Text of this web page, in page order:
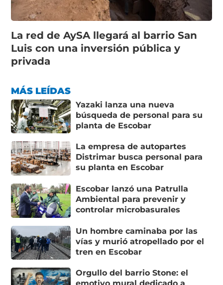
La red de AySA llegará al barrio San
Luis con una inversión pública y
privada
MÁS LEÍDAS
Yazaki lanza una nueva
búsqueda de personal para su
planta de Escobar
La empresa de autopartes
Distrimar busca personal para
su planta en Escobar
Escobar lanzó una Patrulla
Ambiental para prevenir y
controlar microbasurales
Un hombre caminaba por las
vías y murió atropellado por el
tren en Escobar
Orgullo del barrio Stone: el